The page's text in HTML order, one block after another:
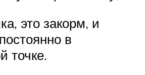
это закорм, и
в
точке.